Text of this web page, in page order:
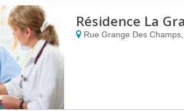
Résidence La
Rue Grange Des